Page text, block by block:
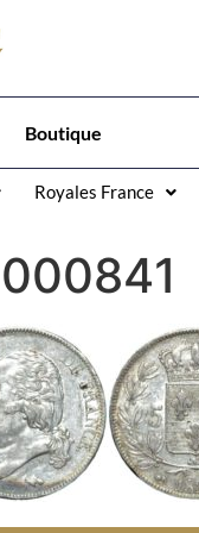
Boutique
Royales France
000841